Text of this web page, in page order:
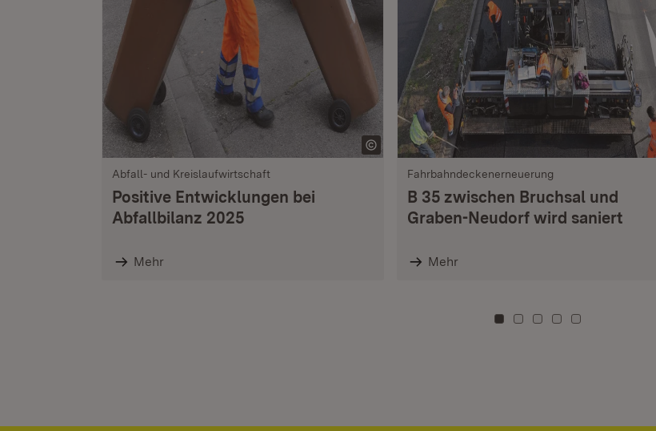
Abfall- und Kreislaufwirtschaft
Positive Entwicklungen bei
Abfallbilanz 2025
Mehr
Fahrbahndeckenerneuerung
B 35 zwischen Bruchsal und
Graben-Neudorf wird saniert
Mehr
Zu Kachel: 0
Zu Kachel: 3
Zu Kachel: 6
Zu Kachel: 9
Zu Kachel: 12